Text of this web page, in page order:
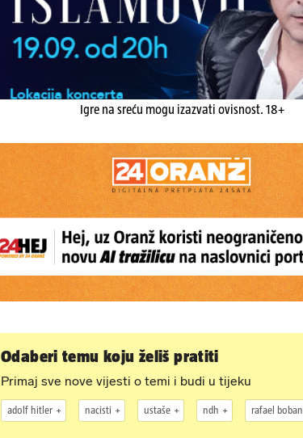
Igre na sreću mogu izazvati ovisnost. 18+
Odaberi temu koju želiš pratiti
Primaj sve nove vijesti o temi i budi u tijeku
adolf hitler nacisti ustaše ndh rafael boban